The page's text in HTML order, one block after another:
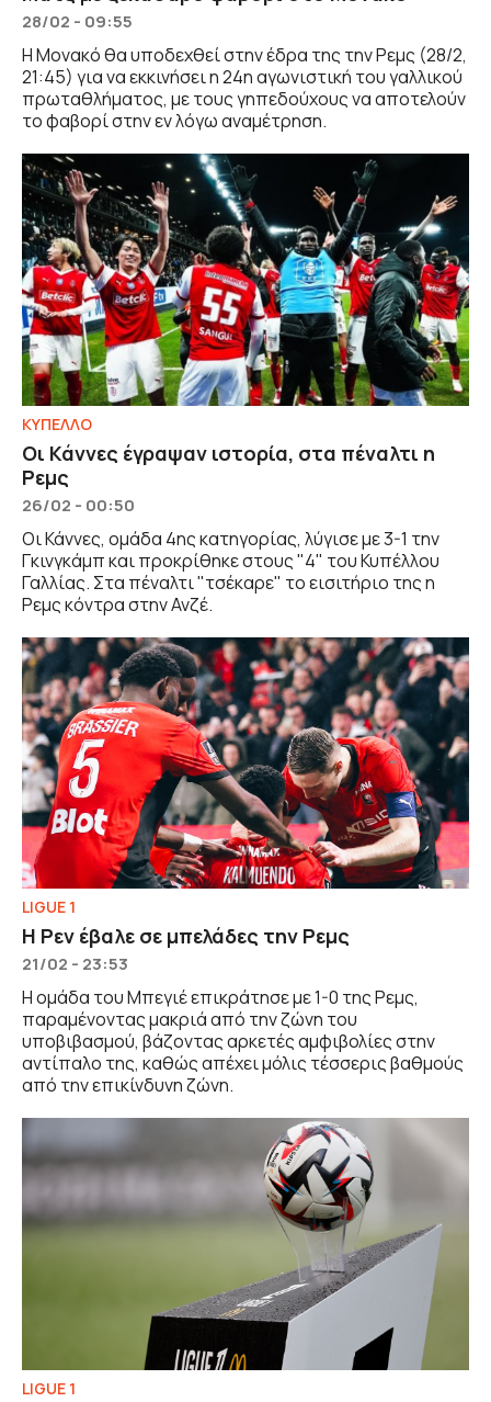
28/02 - 09:55
Η Μονακό θα υποδεχθεί στην έδρα της την Ρεμς (28/2,
21:45) για να εκκινήσει η 24η αγωνιστική του γαλλικού
πρωταθλήματος, με τους γηπεδούχους να αποτελούν
το φαβορί στην εν λόγω αναμέτρηση.
ΚΥΠΕΛΛΟ
Οι Κάννες έγραψαν ιστορία, στα πέναλτι η
Ρεμς
26/02 - 00:50
Οι Κάννες, ομάδα 4ης κατηγορίας, λύγισε με 3-1 την
Γκινγκάμπ και προκρίθηκε στους "4" του Κυπέλλου
Γαλλίας. Στα πέναλτι "τσέκαρε" το εισιτήριο της η
Ρεμς κόντρα στην Ανζέ.
LIGUE 1
Η Ρεν έβαλε σε μπελάδες την Ρεμς
21/02 - 23:53
Η ομάδα του Μπεγιέ επικράτησε με 1-0 της Ρεμς,
παραμένοντας μακριά από την ζώνη του
υποβιβασμού, βάζοντας αρκετές αμφιβολίες στην
αντίπαλο της, καθώς απέχει μόλις τέσσερις βαθμούς
από την επικίνδυνη ζώνη.
LIGUE 1